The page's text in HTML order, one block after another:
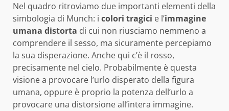
Nel quadro ritroviamo due importanti elementi della
simbologia di Munch: i colori tragici e l’immagine
umana distorta di cui non riusciamo nemmeno a
comprendere il sesso, ma sicuramente percepiamo
la sua disperazione. Anche qui c’è il rosso,
precisamente nel cielo. Probabilmente è questa
visione a provocare l’urlo disperato della figura
umana, oppure è proprio la potenza dell’urlo a
provocare una distorsione all’intera immagine.